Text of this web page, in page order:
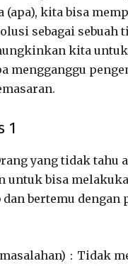
(apa), kita bisa
sebagai sebuah
kita
mengganggu
1
yang tidak tahu
untuk bisa
dan bertemu dengan
：Tidak